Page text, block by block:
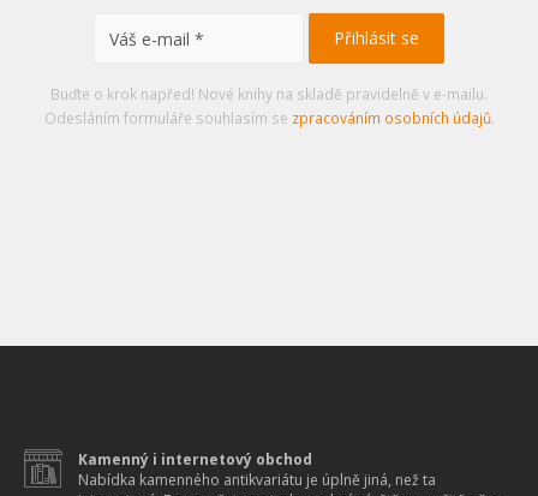
Buďte o krok napřed! Nové knihy na skladě pravidelně v e-mailu.
Odesláním formuláře souhlasím se zpracováním osobních údajů.
Kamenný i internetový obchod
Nabídka kamenného antikvariátu je úplně jiná, než ta